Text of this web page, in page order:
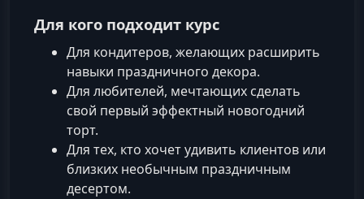
Для кого подходит курс
Для кондитеров, желающих расширить
навыки праздничного декора.
Для любителей, мечтающих сделать
свой первый эффектный новогодний
торт.
Для тех, кто хочет удивить клиентов или
близких необычным праздничным
десертом.